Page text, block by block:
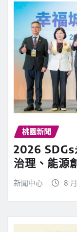
桃園新聞
2026 SDGs
治理、能源
新聞中心 8